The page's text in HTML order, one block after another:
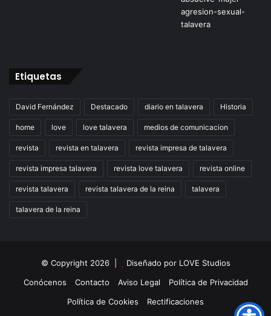
Etiquetas
David Fernández Destacado diario en talavera Historia
home love love talavera medios de comunicacion
revista revista en talavera revista impresa de talavera
revista impresa talavera revista love talavera revista online
revista talavera revista talavera de la reina talavera
talavera de la reina
© Copyright 2026 | Diseñado por LOVE Studios
Conócenos
Contacto Aviso Legal
Política de Privacidad
Política de Cookies
Rectificaciones